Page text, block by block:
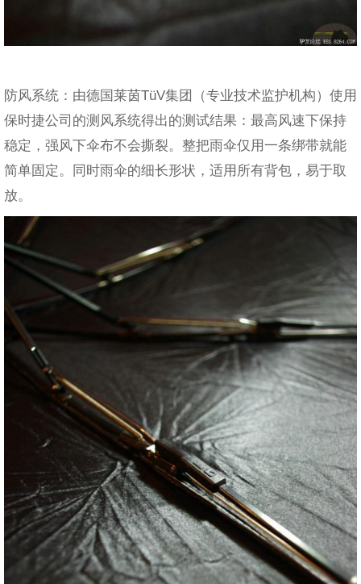
防风系统：由德国莱茵TüV集团（专业技术监护机构）使用
保时捷公司的测风系统得出的测试结果：最高风速下保持
稳定，强风下伞布不会撕裂。整把雨伞仅用一条绑带就能
简单固定。同时雨伞的细长形状，适用所有背包，易于取
放。